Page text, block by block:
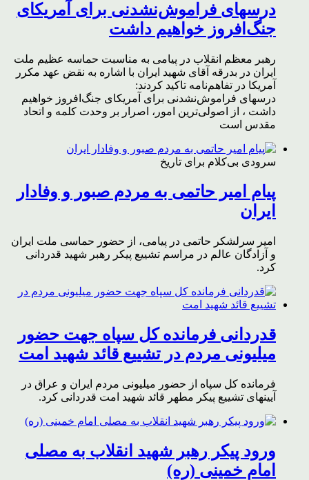
درسهای فراموش‌نشدنی برای آمریکای
جنگ‌افروز خواهیم داشت
رهبر معظم انقلاب در پیامی به مناسبت حماسه عظیم ملت
ایران در بدرقه آقای شهید ایران با اشاره به نقض عهد مکرر
آمریکا در تفاهم‌نامه تاکید کردند:
درسهای فراموش‌نشدنی برای آمریکای جنگ‌افروز خواهیم
داشت ، از اصولی‌ترین امور، اصرار بر وحدت کلمه و اتحاد
مقدس است
سرودی بی‌کلام برای تاریخ
پیام امیر حاتمی به مردم صبور و وفادار
ایران
امیر سرلشکر حاتمی در پیامی، از حضور حماسی ملت ایران
و آزادگان عالم در مراسم تشییع پیکر رهبر شهید قدردانی
کرد.
قدردانی فرمانده کل سپاه جهت حضور
میلیونی مردم در تشییع قائد شهید امت
فرمانده کل سپاه از حضور میلیونی مردم ایران و عراق در
آیینهای تشییع پیکر مطهر قائد شهید امت قدردانی کرد.
ورود پیکر رهبر شهید انقلاب به مصلی
امام خمینی (ره)